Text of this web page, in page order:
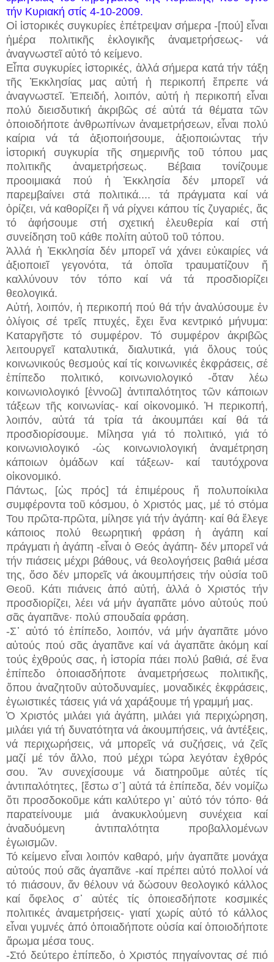
τήν Κυριακή στίς 4-10-2009.
Οἱ ἱστορικές συγκυρίες ἐπέτρεψαν σήμερα -[πού] εἶναι
ἡμέρα πολιτικῆς ἐκλογικῆς ἀναμετρήσεως- νά
ἀναγνωστεῖ αὐτό τό κείμενο.
Εἶπα συγκυρίες ἱστορικές, ἀλλά σήμερα κατά τήν τάξη
τῆς Ἐκκλησίας μας αὐτή ἡ περικοπή ἔπρεπε νά
ἀναγνωστεῖ. Ἐπειδή, λοιπόν, αὐτή ἡ περικοπή εἶναι
πολύ διεισδυτική ἀκριβῶς σέ αὐτά τά θέματα τῶν
ὁποιοδήποτε ἀνθρωπίνων ἀναμετρήσεων, εἶναι πολύ
καίρια νά τά ἀξιοποιήσουμε, ἀξιοποιώντας τήν
ἱστορική συγκυρία τῆς σημερινῆς τοῦ τόπου μας
πολιτικῆς ἀναμετρήσεως. Βέβαια τονίζουμε
προοιμιακά πού ἡ Ἐκκλησία δέν μπορεῖ νά
παρεμβαίνει στά πολιτικά.... τά πράγματα καί νά
ὁρίζει, νά καθορίζει ἤ νά ρίχνει κάπου τίς ζυγαριές, ἄς
τό ἀφήσουμε στή σχετική ἐλευθερία καί στή
συνείδηση τοῦ κάθε πολίτη αὐτοῦ τοῦ τόπου.
Ἀλλά ἡ Ἐκκλησία δέν μπορεῖ νά χάνει εὐκαιρίες νά
ἀξιοποιεῖ γεγονότα, τά ὁποῖα τραυματίζουν ἤ
καλλύνουν τόν τόπο καί νά τά προσδιορίζει
θεολογικά.
Αὐτή, λοιπόν, ἡ περικοπή πού θά τήν ἀναλύσουμε ἐν
ὀλίγοις σέ τρεῖς πτυχές, ἔχει ἕνα κεντρικό μήνυμα:
Καταργῆστε τό συμφέρον. Τό συμφέρον ἀκριβῶς
λειτουργεῖ καταλυτικά, διαλυτικά, γιά ὅλους τούς
κοινωνικούς θεσμούς καί τίς κοινωνικές ἐκφράσεις, σέ
ἐπίπεδο πολιτικό, κοινωνιολογικό -ὅταν λέω
κοινωνιολογικό [ἐννοῶ] ἀντιπαλότητος τῶν κάποιων
τάξεων τῆς κοινωνίας- καί οἰκονομικό. Ἡ περικοπή,
λοιπόν, αὐτά τά τρία τά ἀκουμπάει καί θά τά
προσδιορίσουμε. Μίλησα γιά τό πολιτικό, γιά τό
κοινωνιολογικό -ὡς κοινωνιολογική ἀναμέτρηση
κάποιων ὁμάδων καί τάξεων- καί ταυτόχρονα
οἰκονομικό.
Πάντως, [ὡς πρός] τά ἐπιμέρους ἤ πολυποίκιλα
συμφέροντα τοῦ κόσμου, ὁ Χριστός μας, μέ τό στόμα
Του πρῶτα-πρῶτα, μίλησε γιά τήν ἀγάπη· καί θά ἔλεγε
κάποιος πολύ θεωρητική φράση ἡ ἀγάπη καί
πράγματι ἡ ἀγάπη -εἶναι ὁ Θεός ἀγάπη- δέν μπορεῖ νά
τήν πιάσεις μέχρι βάθους, νά θεολογήσεις βαθιά μέσα
της, ὅσο δέν μπορεῖς νά ἀκουμπήσεις τήν οὐσία τοῦ
Θεοῦ. Κάτι πιάνεις ἀπό αὐτή, ἀλλά ὁ Χριστός τήν
προσδιορίζει, λέει νά μήν ἀγαπᾶτε μόνο αὐτούς πού
σᾶς ἀγαπᾶνε· πολύ σπουδαία φράση.
-Σ᾽ αὐτό τό ἐπίπεδο, λοιπόν, νά μήν ἀγαπᾶτε μόνο
αὐτούς πού σᾶς ἀγαπᾶνε καί νά ἀγαπᾶτε ἀκόμη καί
τούς ἐχθρούς σας, ἡ ἱστορία πάει πολύ βαθιά, σέ ἕνα
ἐπίπεδο ὁποιασδήποτε ἀναμετρήσεως πολιτικῆς,
ὅπου ἀναζητοῦν αὐτοδυναμίες, μοναδικές ἐκφράσεις,
ἐγωιστικές τάσεις γιά νά χαράξουμε τή γραμμή μας.
Ὁ Χριστός μιλάει γιά ἀγάπη, μιλάει γιά περιχώρηση,
μιλάει γιά τή δυνατότητα νά ἀκουμπήσεις, νά ἀντέξεις,
νά περιχωρήσεις, νά μπορεῖς νά συζήσεις, νά ζεῖς
μαζί μέ τόν ἄλλο, πού μέχρι τώρα λεγόταν ἐχθρός
σου. Ἄν συνεχίσουμε νά διατηροῦμε αὐτές τίς
ἀντιπαλότητες, [ἔστω σ᾽] αὐτά τά ἐπίπεδα, δέν νομίζω
ὅτι προσδοκοῦμε κάτι καλύτερο γι᾽ αὐτό τόν τόπο· θά
παρατείνουμε μιά ἀνακυκλούμενη συνέχεια καί
ἀναδυόμενη ἀντιπαλότητα προβαλλομένων
ἐγωισμῶν.
Τό κείμενο εἶναι λοιπόν καθαρό, μήν ἀγαπᾶτε μονάχα
αὐτούς πού σᾶς ἀγαπᾶνε -καί πρέπει αὐτό πολλοί νά
τό πιάσουν, ἄν θέλουν νά δώσουν θεολογικό κάλλος
καί ὄφελος σ᾽ αὐτές τίς ὁποιεσδήποτε κοσμικές
πολιτικές ἀναμετρήσεις- γιατί χωρίς αὐτό τό κάλλος
εἶναι γυμνές ἀπό ὁποιαδήποτε οὐσία καί ὁποιοδήποτε
ἄρωμα μέσα τους.
-Στό δεύτερο ἐπίπεδο, ὁ Χριστός πηγαίνοντας σέ πιό